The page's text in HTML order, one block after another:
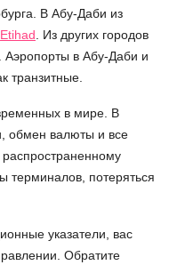
В Абу-Даби из
Etihad . Из других городов
Аэропорты в Абу-Даби и
транзитные.
в мире. В
обмен валюты и все
потеряться
указатели, вас
Обратите